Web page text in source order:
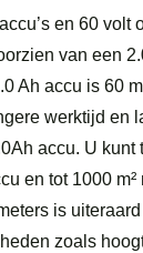
en 60 volt
van een
Ah accu is 60
werktijd en
accu. U kunt
en tot 1000
is
zoals